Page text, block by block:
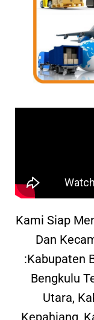
Kami Siap
Dan
:Kabupaten
Bengkulu
Utara,
Kepahiang,